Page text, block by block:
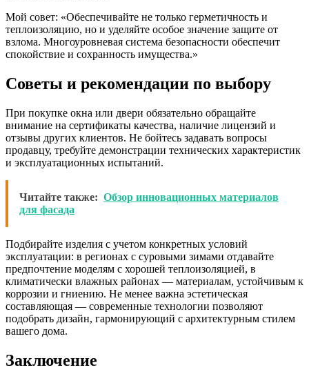
Мой совет: «Обеспечивайте не только герметичность и
теплоизоляцию, но и уделяйте особое значение защите от
взлома. Многоуровневая система безопасности обеспечит
спокойствие и сохранность имущества.»
Советы и рекомендации по выбору
При покупке окна или двери обязательно обращайте
внимание на сертификаты качества, наличие лицензий и
отзывы других клиентов. Не бойтесь задавать вопросы
продавцу, требуйте демонстрации технических характеристик
и эксплуатационных испытаний.
Читайте также: Обзор инновационных материалов
для фасада
Подбирайте изделия с учетом конкретных условий
эксплуатации: в регионах с суровыми зимами отдавайте
предпочтение моделям с хорошей теплоизоляцией, в
климатически влажных районах — материалам, устойчивым к
коррозии и гниению. Не менее важна эстетическая
составляющая — современные технологии позволяют
подобрать дизайн, гармонирующий с архитектурным стилем
вашего дома.
Заключение